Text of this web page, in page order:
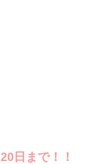
日まで！！